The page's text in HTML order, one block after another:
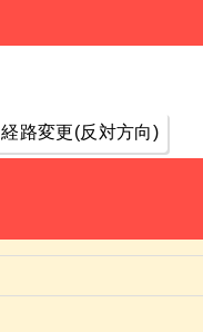
経路変更(反対方向)